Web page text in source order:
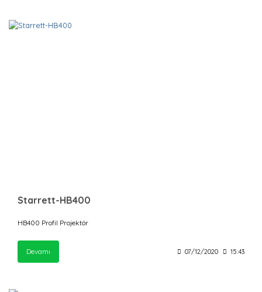
Starrett-HB400
HB400 Profil Projektör
Devamı 07/12/2020 15:43